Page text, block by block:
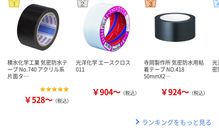
積水化学工業 気密防水テ
ープ No.740 アクリル系
片面タ…
￥528～ （税込）
光洋化学 エースクロス
011
￥904～ （税込）
寺岡製作所 気密防水用粘
着テープ NO.418
50mmX2…
￥924～ （税込）
光
密
ランキングをもっと見る